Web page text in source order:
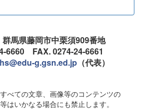
馬県藤岡市中栗須909番地
6660 FAX. 0274-24-6661
g.gsn.ed.jp （代表）
べての文章、画像等のコンテンツの
はいかなる場合にも禁止します。